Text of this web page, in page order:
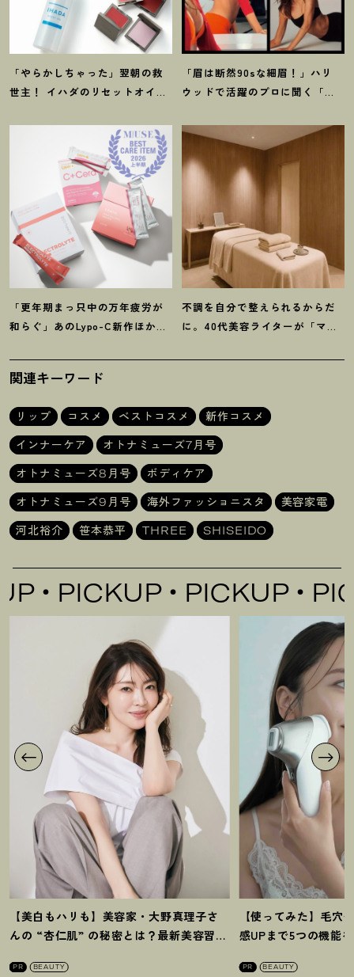
「やらかしちゃった」翌朝の救
世主 ！
イハダのリセットオイル
「眉は断然90sな細眉 ！ 」ハリ
ウッドで活躍のプロに聞く「本
ク】3選
「更年期まっ只中の万年疲労が
和らぐ」あのLypo-C新作ほか40
選
不調を自分で整えられるからだ
に。40代美容ライターが「マイ
験！
関連キーワード
リップ コスメ ベストコスメ
新作コスメ
インナーケア
オトナミューズ7月号
オトナミューズ8月号
ボディケア
オトナミューズ9月号
海外ファッショニスタ
美容家電
河北裕介
笹本恭平 THREE SHISEIDO
PICKUP PICKUP
【美白もハリも】美容家・大野真理子さ
んの “杏仁肌” の秘密とは ？ 最新美容習慣
PR BEAUTY
【使ってみた】毛穴
感UPまで5つの機能
PR BEAUTY